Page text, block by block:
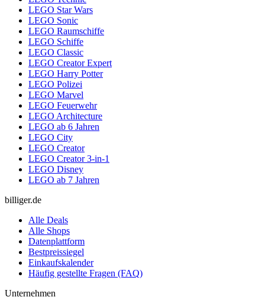
LEGO Star Wars
LEGO Sonic
LEGO Raumschiffe
LEGO Schiffe
LEGO Classic
LEGO Creator Expert
LEGO Harry Potter
LEGO Polizei
LEGO Marvel
LEGO Feuerwehr
LEGO Architecture
LEGO ab 6 Jahren
LEGO City
LEGO Creator
LEGO Creator 3-in-1
LEGO Disney
LEGO ab 7 Jahren
billiger.de
Alle Deals
Alle Shops
Datenplattform
Bestpreissiegel
Einkaufskalender
Häufig gestellte Fragen (FAQ)
Unternehmen